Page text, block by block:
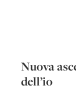
Nuova
dell’io